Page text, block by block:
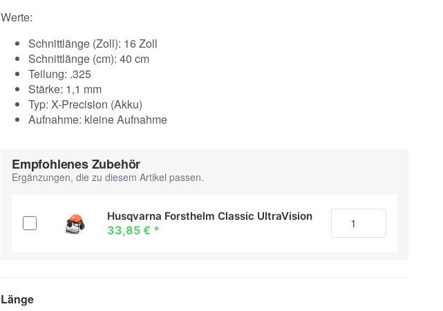
Werte:
Schnittlänge (Zoll): 16 Zoll
Schnittlänge (cm): 40 cm
Teilung: .325
Stärke: 1,1 mm
Typ: X-Precision (Akku)
Aufnahme: kleine Aufnahme
Empfohlenes Zubehör
Ergänzungen, die zu diesem Artikel passen.
Husqvarna Forsthelm Classic UltraVision
33,85 € *
Länge